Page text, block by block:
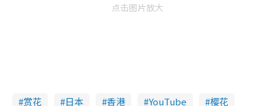
点击图片放大
赏花 日本 香港 YouTube
樱花